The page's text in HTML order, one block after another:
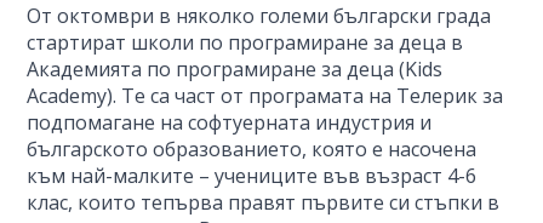
От октомври в няколко големи български града
стартират школи по програмиране за деца в
Академията по програмиране за деца (Kids
Academy). Те са част от програмата на Телерик за
подпомагане на софтуерната индустрия и
българското образованието, която е насочена
към най-малките – учениците във възраст 4-6
клас, които тепърва правят първите си стъпки в